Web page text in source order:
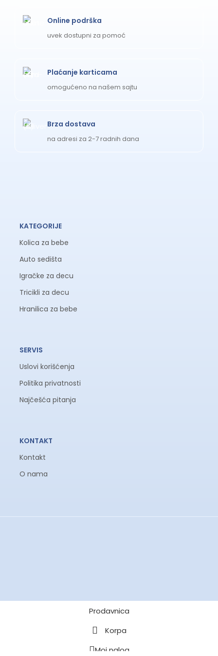
Online podrška
uvek dostupni za pomoć
Plaćanje karticama
omogućeno na našem sajtu
Brza dostava
na adresi za 2-7 radnih dana
KATEGORIJE
Kolica za bebe
Auto sedišta
Igračke za decu
Tricikli za decu
Hranilica za bebe
SERVIS
Uslovi korišćenja
Politika privatnosti
Najčešća pitanja
KONTAKT
Kontakt
O nama
Prodavnica
Korpa
Moj nalog